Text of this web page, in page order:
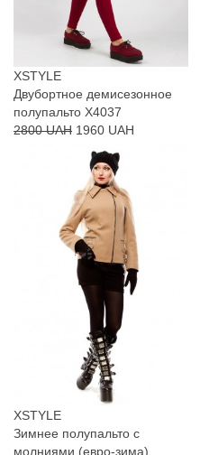
XSTYLE
Двубортное демисезонное
полупальто X4037
2800 UAH 1960 UAH
XSTYLE
Зимнее полупальто с
молниями (евро-зима)